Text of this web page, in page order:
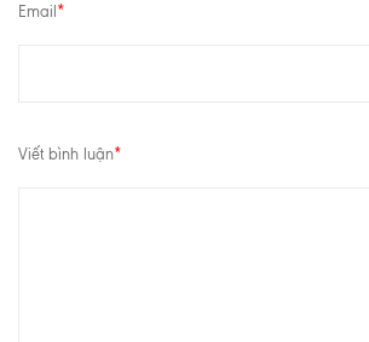
Email *
Viết bình luận*